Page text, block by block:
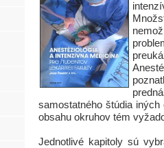
samostatného štúdia
obsahu okruhov tém
Jednotlivé kapitoly sú